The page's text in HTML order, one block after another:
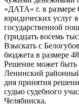
«ДАТА» г. в размере
юридических услуг
государственной
(тридцать восемь
Взыскать с
бюджета в размере
Решение может быть
Ленинский районный
дня принятия
судью судебного
Челябинска.